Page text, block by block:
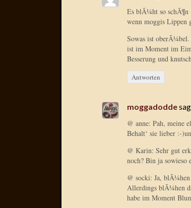
Es blÃ¼ht so schÃ¶n
wenn moggis Lippen
Sowas ist oberÃ¼bel.
ist im Moment im
Besserung und
Antworten
moggadodde
@ anne: Pah, meine
Behalt‘ sie lieber :-
@ Karin: Sehr gut
noch? Bin ja sowieso
@ socki: Ja,
Allerdings blÃ¼hen
habe im Moment